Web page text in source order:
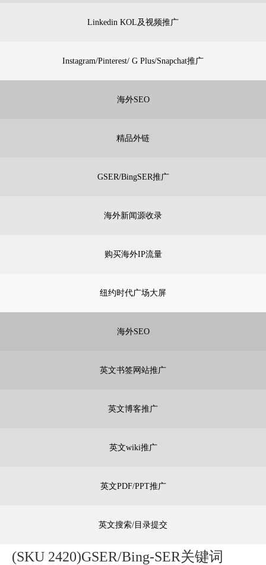
Linkedin KOL及视频推广
Instagram/Pinterest/ G Plus/Snapchat推广
海外SEO
精品外链
GSER/BingSER推广
海外新闻源收录
购买海外IP流量
纽约时代广场大屏
海外SEO
英文书签网站推广
英文博客推广
英文wiki推广
英文PDF/PPT推广
英文搜索/目录提交
(SKU 2420)GSER/Bing-SER关键词